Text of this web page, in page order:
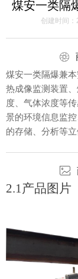
煤安一类隔
创建时间：
煤安一类隔爆兼
热成像监测装置
度、气体浓度等
景的环境信息监
的存储、分析等立
2.1产品图片
ꁵ
ꂈ